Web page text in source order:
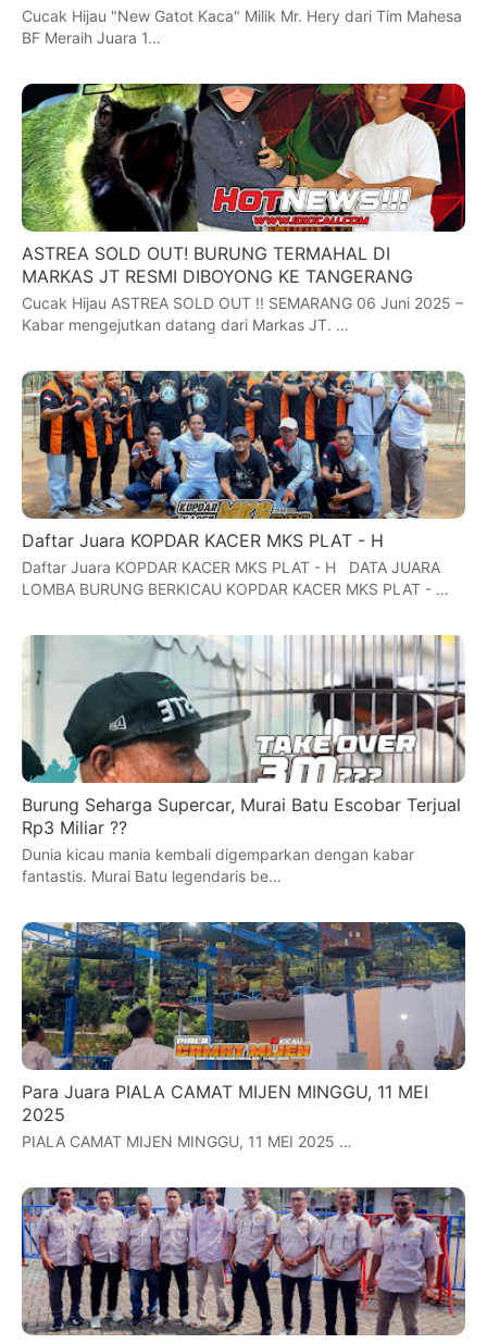
Cucak Hijau "New Gatot Kaca" Milik Mr. Hery dari Tim Mahesa
BF Meraih Juara 1…
ASTREA SOLD OUT! BURUNG TERMAHAL DI
MARKAS JT RESMI DIBOYONG KE TANGERANG
Cucak Hijau ASTREA SOLD OUT !! SEMARANG 06 Juni 2025 –
Kabar mengejutkan datang dari Markas JT. …
Daftar Juara KOPDAR KACER MKS PLAT - H
Daftar Juara KOPDAR KACER MKS PLAT - H DATA JUARA
LOMBA BURUNG BERKICAU KOPDAR KACER MKS PLAT - …
Burung Seharga Supercar, Murai Batu Escobar Terjual
Rp3 Miliar ??
Dunia kicau mania kembali digemparkan dengan kabar
fantastis. Murai Batu legendaris be…
Para Juara PIALA CAMAT MIJEN MINGGU, 11 MEI
2025
PIALA CAMAT MIJEN MINGGU, 11 MEI 2025 …